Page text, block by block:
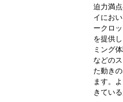
迫力満
イにお
ークロ
を提供
ミング
などの
た動き
ます。
きてい